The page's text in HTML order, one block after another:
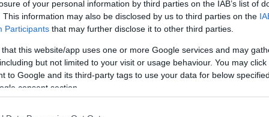
of your personal information by third parties on the IAB’s list of
This information may also be disclosed by us to third parties on the
Participants that may further disclose it to other third parties.
that this website/app uses one or more Google services and may
but not limited to your visit or usage behaviour. You may
to Google and its third-party tags to use your data for below
consent section.
segnale della solidità dell’azienda. Con un utile
ai 2,8 milioni del 2023, i risultati parlano
a crescere. Incredibile, vero? Tutto il profitto è stato
milioni di euro, mentre i debiti sono contenuti a soli
parla di un’azienda sana, in espansione e che, con
sempre più in alto.